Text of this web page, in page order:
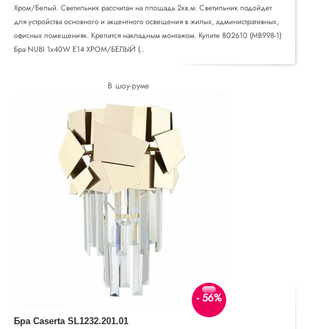
Хром/Белый. Светильник рассчитан на площадь 2кв.м. Светильник подойдет
для устройства основного и акцентного освещения в жилых, административных,
офисных помещениях. Крепится накладным монтажом. Купите 802610 (MВ998-1)
Бра NUBI 1х40W E14 ХРОМ/БЕЛЫЙ (..
В шоу-руме
- 56%
Бра Caserta SL1232.201.01